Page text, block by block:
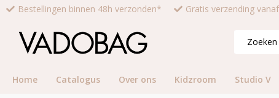
Bestellingen binnen 48h verzonden* Gratis verzending
Home Catalogus Over ons Kidzroom Studio V